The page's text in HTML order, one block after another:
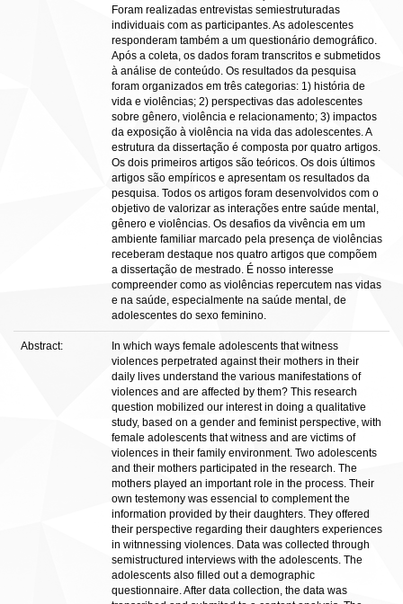
Foram realizadas entrevistas semiestruturadas
individuais com as participantes. As adolescentes
responderam também a um questionário demográfico.
Após a coleta, os dados foram transcritos e submetidos
à análise de conteúdo. Os resultados da pesquisa
foram organizados em três categorias: 1) história de
vida e violências; 2) perspectivas das adolescentes
sobre gênero, violência e relacionamento; 3) impactos
da exposição à violência na vida das adolescentes. A
estrutura da dissertação é composta por quatro artigos.
Os dois primeiros artigos são teóricos. Os dois últimos
artigos são empíricos e apresentam os resultados da
pesquisa. Todos os artigos foram desenvolvidos com o
objetivo de valorizar as interações entre saúde mental,
gênero e violências. Os desafios da vivência em um
ambiente familiar marcado pela presença de violências
receberam destaque nos quatro artigos que compõem
a dissertação de mestrado. É nosso interesse
compreender como as violências repercutem nas vidas
e na saúde, especialmente na saúde mental, de
adolescentes do sexo feminino.
Abstract:
In which ways female adolescents that witness
violences perpetrated against their mothers in their
daily lives understand the various manifestations of
violences and are affected by them? This research
question mobilized our interest in doing a qualitative
study, based on a gender and feminist perspective, with
female adolescents that witness and are victims of
violences in their family environment. Two adolescents
and their mothers participated in the research. The
mothers played an important role in the process. Their
own testemony was essencial to complement the
information provided by their daughters. They offered
their perspective regarding their daughters experiences
in witnnessing violences. Data was collected through
semistructured interviews with the adolescents. The
adolescents also filled out a demographic
questionnaire. After data collection, the data was